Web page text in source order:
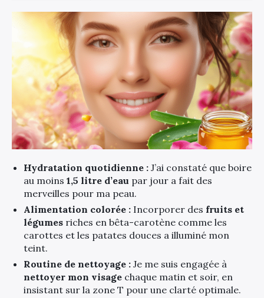
Hydratation quotidienne : J’ai constaté que boire
au moins 1,5 litre d’eau par jour a fait des
merveilles pour ma peau.
Alimentation colorée : Incorporer des fruits et
légumes riches en bêta-carotène comme les
carottes et les patates douces a illuminé mon
teint.
Routine de nettoyage : Je me suis engagée à
nettoyer mon visage chaque matin et soir, en
insistant sur la zone T pour une clarté optimale.